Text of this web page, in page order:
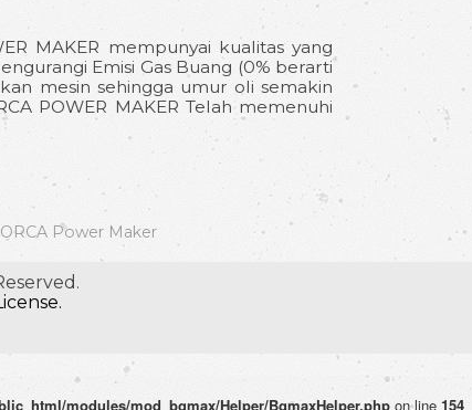
MAKER mempunyai kualitas yang
Emisi Gas Buang (0% berarti
mesin sehingga umur oli semakin
POWER MAKER Telah memenuhi
Power Maker
modules/mod_bgmax/Helper/BgmaxHelper.php on line 154